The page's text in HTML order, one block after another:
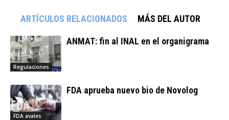
ARTÍCULOS RELACIONADOS MÁS DEL AUTOR
Regulaciones
ANMAT: fin al INAL en el organigrama
FDA avales
FDA aprueba nuevo bio de Novolog